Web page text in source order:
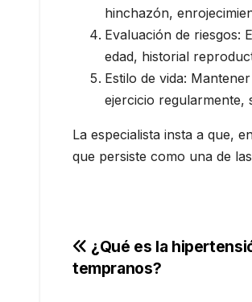
hinchazón,
Evaluación de riesgos:
edad, historial
Estilo de vida:
ejercicio regularmente,
La especialista insta a que,
que persiste como una de
Navegación
de
¿Qué es la
tempranos?